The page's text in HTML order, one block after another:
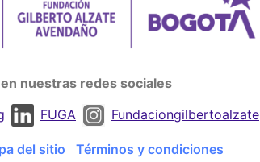
nuestras redes sociales
FUGA Fundaciongilbertoalzate
del sitio Términos y condiciones